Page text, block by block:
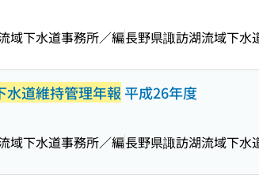
域下水道事務所／編長野県諏訪湖流域下水
水道維持管理年報平成26年度
域下水道事務所／編長野県諏訪湖流域下水